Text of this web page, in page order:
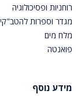
רוחניות ופסיכולוגיה
מגדר וספרות
מלח מים
פואנטה
מידע נוסף